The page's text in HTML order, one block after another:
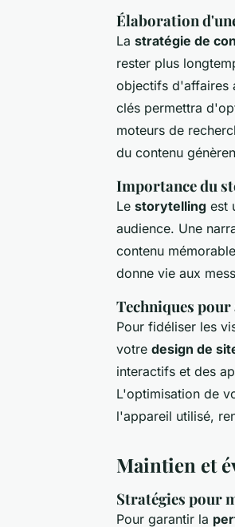
Élaboration
La stratégie de
rester plus
objectifs d'affaires
clés permettra
moteurs de
du contenu
Importance du
Le storytelling est
audience. Une
contenu
donne vie aux
Techniques
Pour fidéliser les
votre design de
interactifs et des
L'optimisation de
l'appareil utilisé,
Maintien et
Stratégies pour
Pour garantir la